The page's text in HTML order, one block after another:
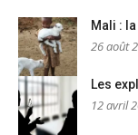
Mali :
26 août
Les
12 avril